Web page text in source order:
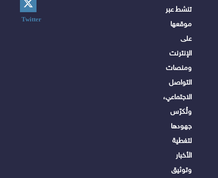
تنشط عبر
موقعها
على
الإنترنت
ومنصات
التواصل
الاجتماعي،
وتُكرّس
جهودها
لتغطية
الأخبار
وتوثيق
Twitter